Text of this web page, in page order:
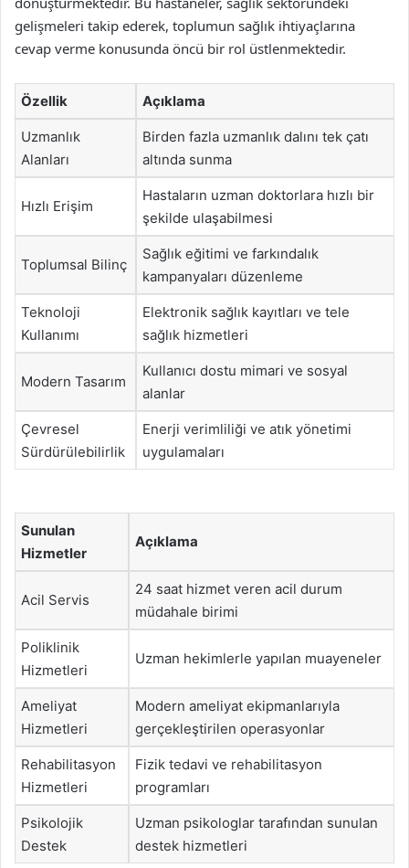
gelişmeleri takip ederek, toplumun sağlık ihtiyaçlarına
cevap verme konusunda öncü bir rol üstlenmektedir.
Özellik Açıklama
Uzmanlık
Alanları
Birden fazla uzmanlık dalını tek çatı
altında sunma
Hızlı Erişim
Hastaların uzman doktorlara hızlı bir
şekilde ulaşabilmesi
Toplumsal Bilinç
Sağlık eğitimi ve farkındalık
kampanyaları düzenleme
Teknoloji
Kullanımı
Elektronik sağlık kayıtları ve tele
sağlık hizmetleri
Modern Tasarım
Kullanıcı dostu mimari ve sosyal
alanlar
Çevresel
Sürdürülebilirlik
Enerji verimliliği ve atık yönetimi
uygulamaları
Sunulan
Hizmetler
Açıklama
Acil Servis
24 saat hizmet veren acil durum
müdahale birimi
Poliklinik
Hizmetleri
Uzman hekimlerle yapılan muayeneler
Ameliyat
Hizmetleri
Modern ameliyat ekipmanlarıyla
gerçekleştirilen operasyonlar
Rehabilitasyon
Hizmetleri
Fizik tedavi ve rehabilitasyon
programları
Psikolojik
Destek
Uzman psikologlar tarafından sunulan
destek hizmetleri